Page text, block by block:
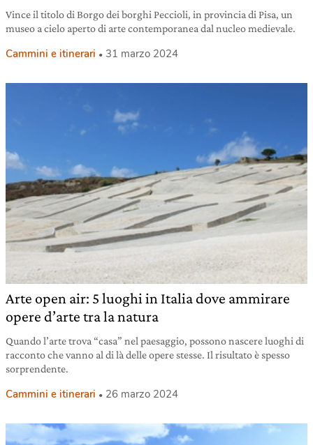
Vince il titolo di Borgo dei borghi Peccioli, in provincia di Pisa, un
museo a cielo aperto di arte contemporanea dal nucleo medievale.
Cammini e itinerari 31 marzo 2024
Arte open air: 5 luoghi in Italia dove ammirare
opere d’arte tra la natura
Quando l’arte trova “casa” nel paesaggio, possono nascere luoghi di
racconto che vanno al di là delle opere stesse. Il risultato è spesso
sorprendente.
Cammini e itinerari 26 marzo 2024